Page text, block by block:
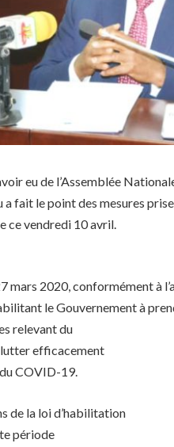
eu de l’Assemblée
fait le point des mesures
ce vendredi 10 avril.
mars 2020, conformément à
le Gouvernement à
relevant du
efficacement
COVID-19.
de la loi d’habilitation
période